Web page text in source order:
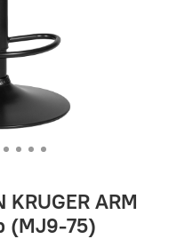
ARM
(MJ9-75)